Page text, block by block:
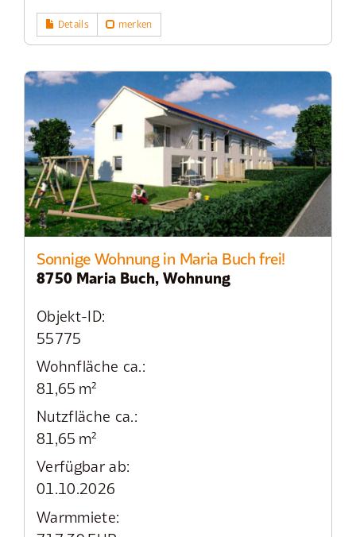
Details merken
Sonnige Wohnung in Maria Buch frei!
8750 Maria Buch, Wohnung
Objekt-ID:
55775
Wohnfläche ca.:
81,65 m²
Nutzfläche ca.:
81,65 m²
Verfügbar ab:
01.10.2026
Warmmiete: